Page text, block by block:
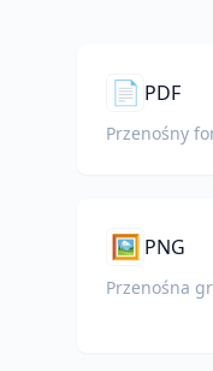
📄 PDF
Przenośny
🖼️ PNG
Przenośna